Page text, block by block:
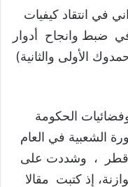
في انتقاد كيفيات
ضبط وانجاح أدوار
الأولى والثانية)
الحكومة
الشعبية في العام
قطر ، وشددت على
إذ كتبت مقالا